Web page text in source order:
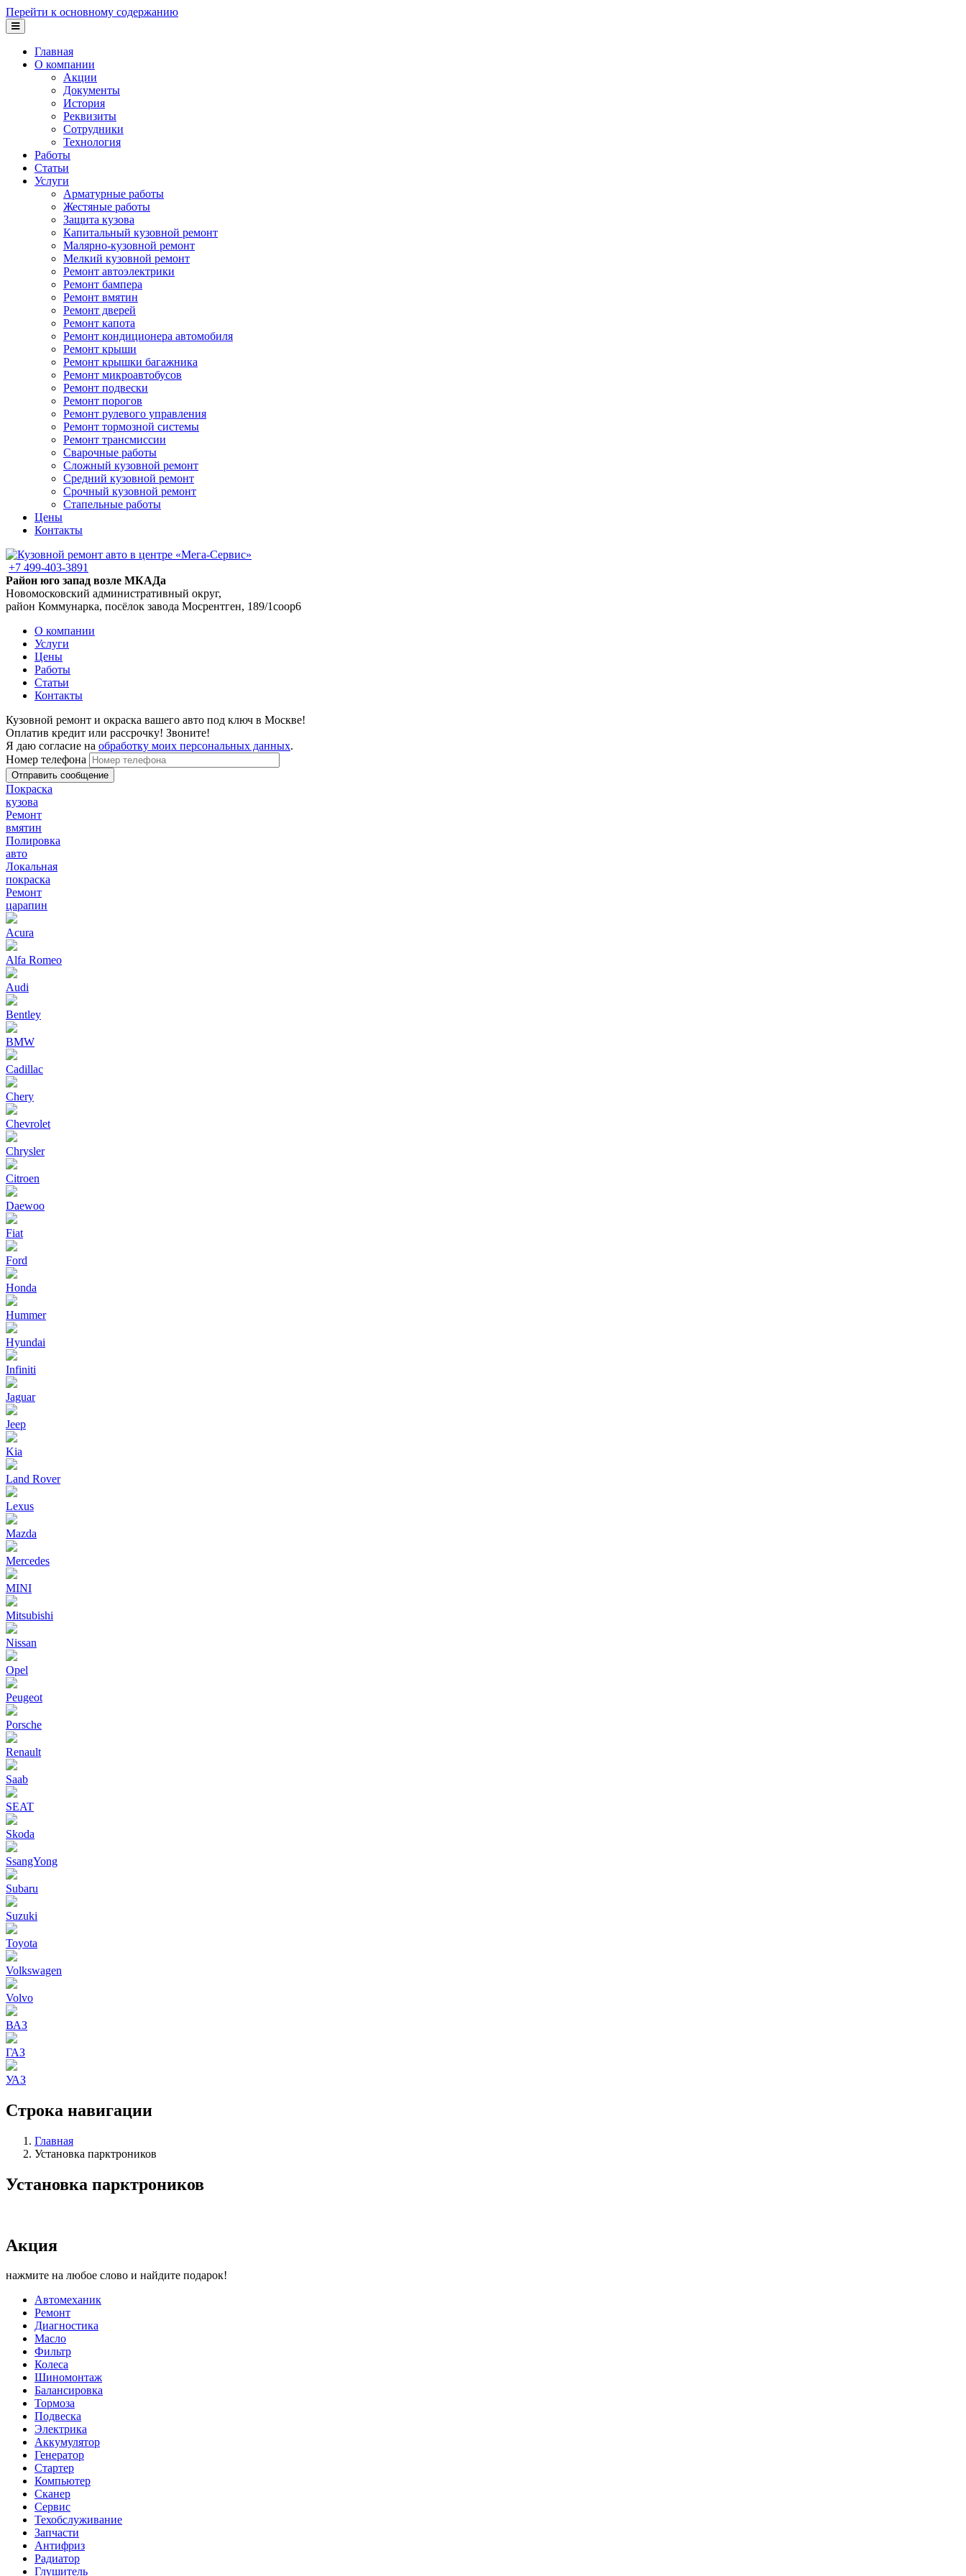
Перейти к основному содержанию
Главная
О компании
Акции
Документы
История
Реквизиты
Сотрудники
Технология
Работы
Статьи
Услуги
Арматурные работы
Жестяные работы
Защита кузова
Капитальный кузовной ремонт
Малярно-кузовной ремонт
Мелкий кузовной ремонт
Ремонт автоэлектрики
Ремонт бампера
Ремонт вмятин
Ремонт дверей
Ремонт капота
Ремонт кондиционера автомобиля
Ремонт крыши
Ремонт крышки багажника
Ремонт микроавтобусов
Ремонт подвески
Ремонт порогов
Ремонт рулевого управления
Ремонт тормозной системы
Ремонт трансмиссии
Сварочные работы
Сложный кузовной ремонт
Средний кузовной ремонт
Срочный кузовной ремонт
Стапельные работы
Цены
Контакты
+7 499-403-3891
Район юго запад возле МКАДа
Новомосковский административный округ,
район Коммунарка, посёлок завода Мосрентген, 189/1соор6
О компании
Услуги
Цены
Работы
Статьи
Контакты
Кузовной ремонт и окраска вашего авто под ключ в Москве!
Оплатив кредит или рассрочку! Звоните!
Я даю согласие на обработку моих персональных данных.
Номер телефона
Покраска
кузова
Ремонт
вмятин
Полировка
авто
Локальная
покраска
Ремонт
царапин
Acura
Alfa Romeo
Audi
Bentley
BMW
Cadillac
Chery
Chevrolet
Chrysler
Citroen
Daewoo
Fiat
Ford
Honda
Hummer
Hyundai
Infiniti
Jaguar
Jeep
Kia
Land Rover
Lexus
Mazda
Mercedes
MINI
Mitsubishi
Nissan
Opel
Peugeot
Porsche
Renault
Saab
SEAT
Skoda
SsangYong
Subaru
Suzuki
Toyota
Volkswagen
Volvo
ВАЗ
ГАЗ
УАЗ
Строка навигации
Главная
Установка парктроников
Установка парктроников
Акция
нажмите на любое слово и найдите подарок!
Автомеханик
Ремонт
Диагностика
Масло
Фильтр
Колеса
Шиномонтаж
Балансировка
Тормоза
Подвеска
Электрика
Аккумулятор
Генератор
Стартер
Компьютер
Сканер
Сервис
Техобслуживание
Запчасти
Антифриз
Радиатор
Глушитель